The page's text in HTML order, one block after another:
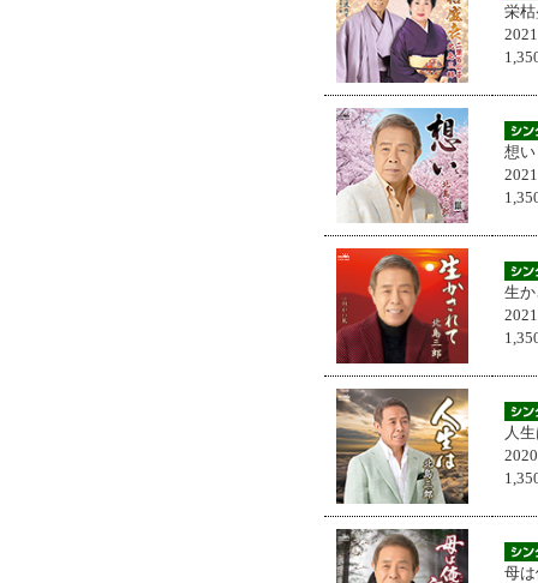
栄
想い
生
人
母